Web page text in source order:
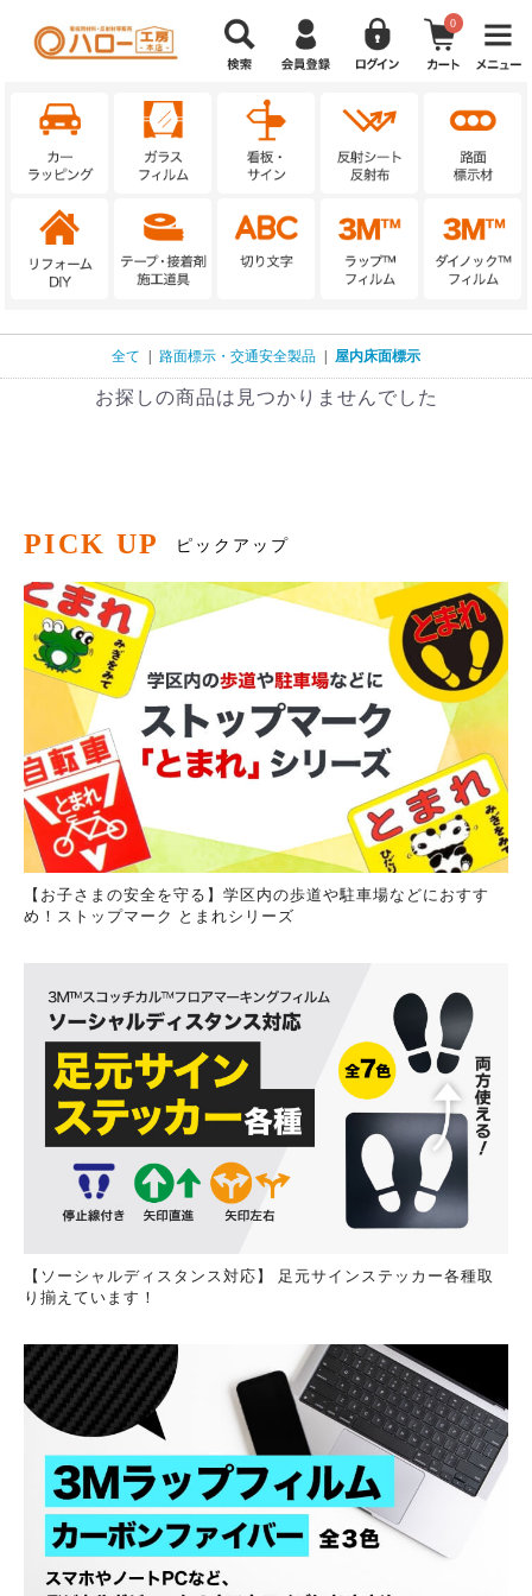
0
全て 路面標示・交通安全製品 屋内床面標示
お探しの商品は見つかりませんでした
PICK UP ピックアップ
【お子さまの安全を守る】学区内の歩道や駐車場などにおすす
め！ストップマーク とまれシリーズ
【ソーシャルディスタンス対応】 足元サインステッカー各種取
り揃えています！